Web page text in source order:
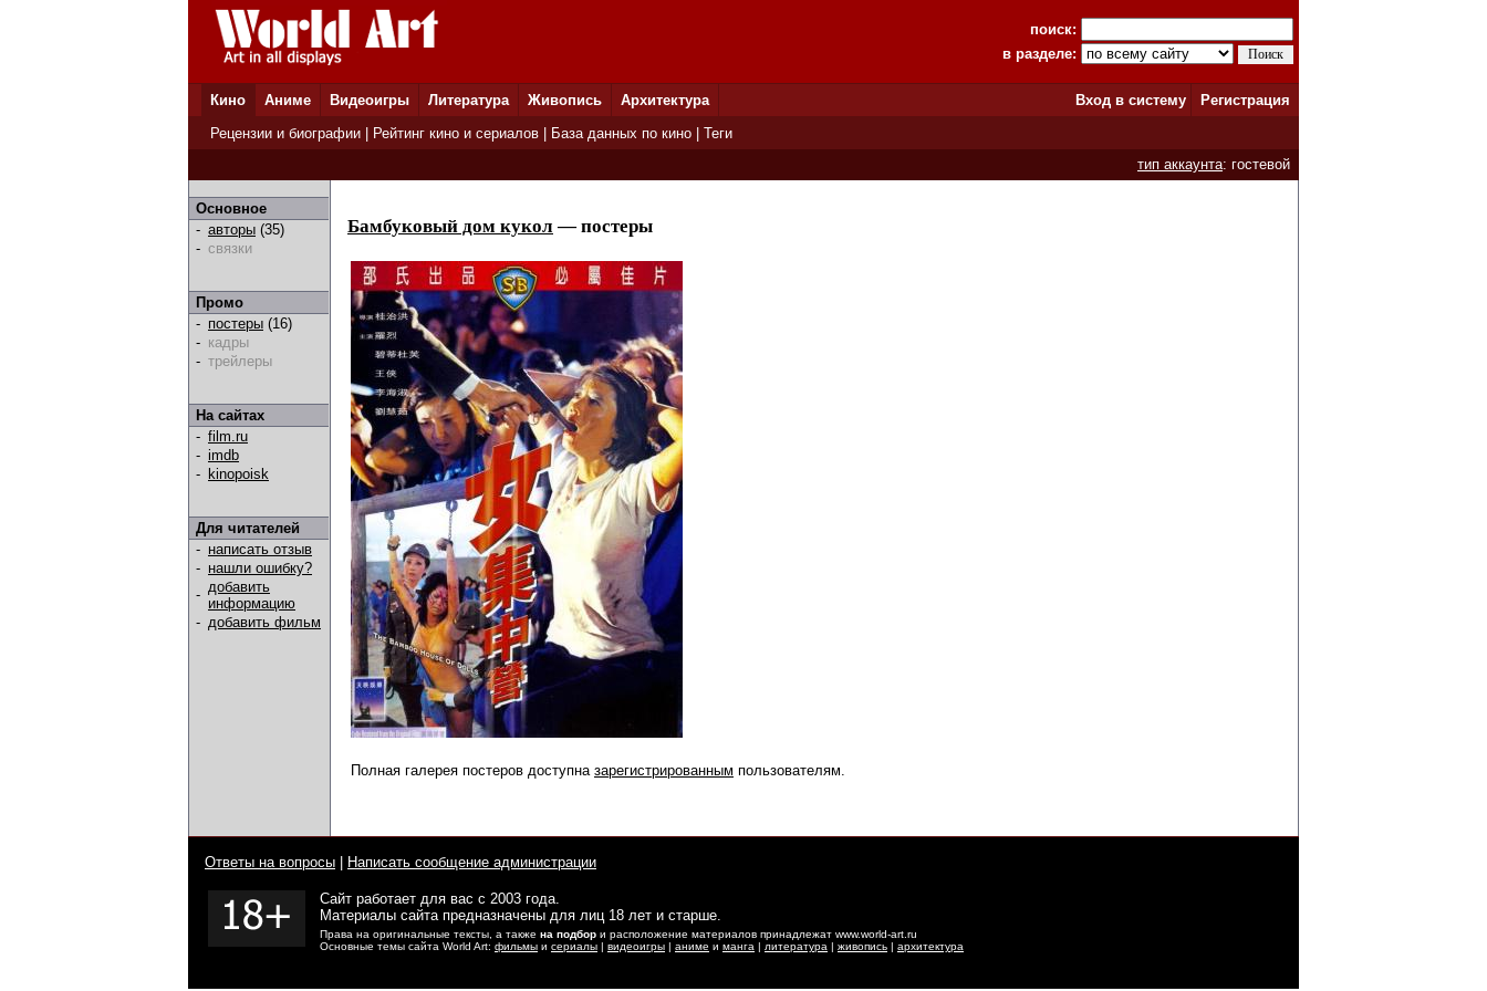
поиск:
в разделе:
Кино Аниме Видеоигры Литература Живопись Архитектура Вход в систему
Регистрация
Рецензии и биографии
Рейтинг кино и сериалов База данных по кино
Теги
тип аккаунта: гостевой
Основное
- авторы (35)
- связки
Промо
- постеры (16)
- кадры
- трейлеры
На сайтах
- film.ru
- imdb
- kinopoisk
Для читателей
- написать отзыв
- нашли ошибку?
- добавить
информацию
- добавить фильм
Бамбуковый дом кукол — постеры
Полная галерея постеров доступна зарегистрированным пользователям.
Ответы на вопросы Написать сообщение администрации
Сайт работает для вас с 2003 года.
Материалы сайта предназначены для лиц 18 лет и старше.
Права на оригинальные тексты, а также на подбор и расположение материалов принадлежат www.world-art.ru
Основные темы сайта World Art: фильмы и сериалы | видеоигры | аниме и манга | литература | живопись | архитектура